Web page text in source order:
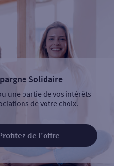
Solidaire
une partie de vos intérêts
de votre choix.
de l'offre